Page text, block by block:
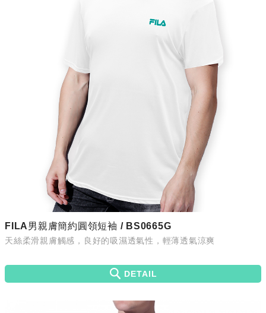
FILA男親膚簡約圓領短袖 / BS0665G
天絲柔滑親膚觸感，良好的吸濕透氣性，輕薄透氣涼爽
DETAIL